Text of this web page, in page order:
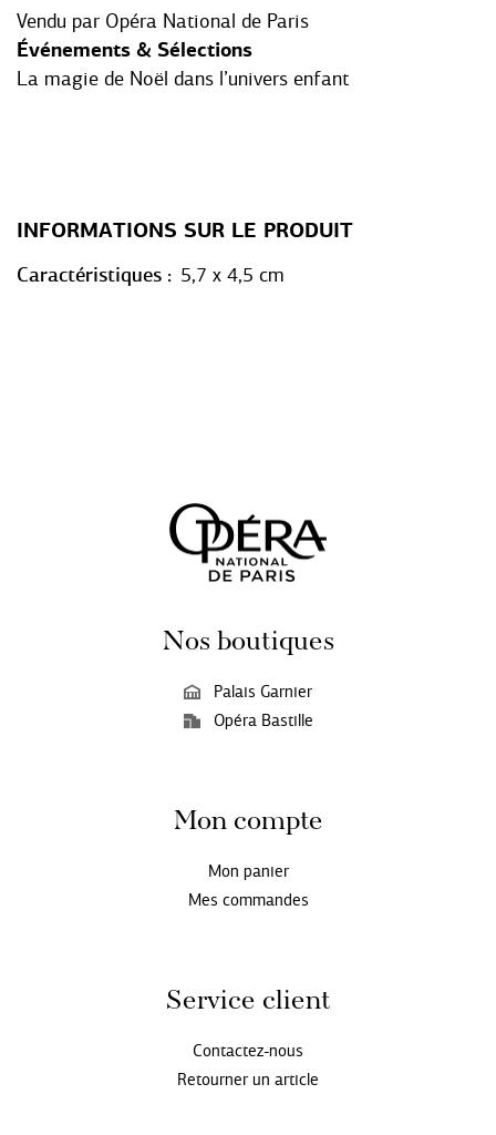
Vendu par Opéra National de Paris
Événements & Sélections
La magie de Noël dans l’univers enfant
INFORMATIONS SUR LE PRODUIT
Caractéristiques 5,7 x 4,5 cm
Nos boutiques
Palais Garnier
Opéra Bastille
Mon compte
Mon panier
Mes commandes
Service client
Contactez-nous
Retourner un article